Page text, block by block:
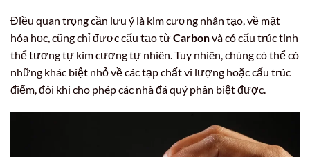
Điều quan trọng cần lưu ý là kim cương nhân tạo, về mặt
hóa học, cũng chỉ được cấu tạo từCarbonvà có cấu trúc tinh
thể tương tự kim cương tự nhiên. Tuy nhiên, chúng có thể có
những khác biệt nhỏ về các tạp chất vi lượng hoặc cấu trúc
điểm, đôi khi cho phép các nhà đá quý phân biệt được.